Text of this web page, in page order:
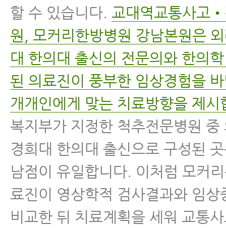
할 수 있습니다. 교대역교통사고
원, 모커리한방병원 강남본원은
대 한의대 출신의 전문의와 한의
된 의료진이 풍부한 임상경험을
개개인에게 맞는 치료방향을 제시
복지부가 지정한 척추전문병원 중
경희대 한의대 출신으로 구성된
남점이 유일합니다. 이처럼 모커
료진이 영상학적 검사결과와 임상
비교한 뒤 치료계획을 세워 교통